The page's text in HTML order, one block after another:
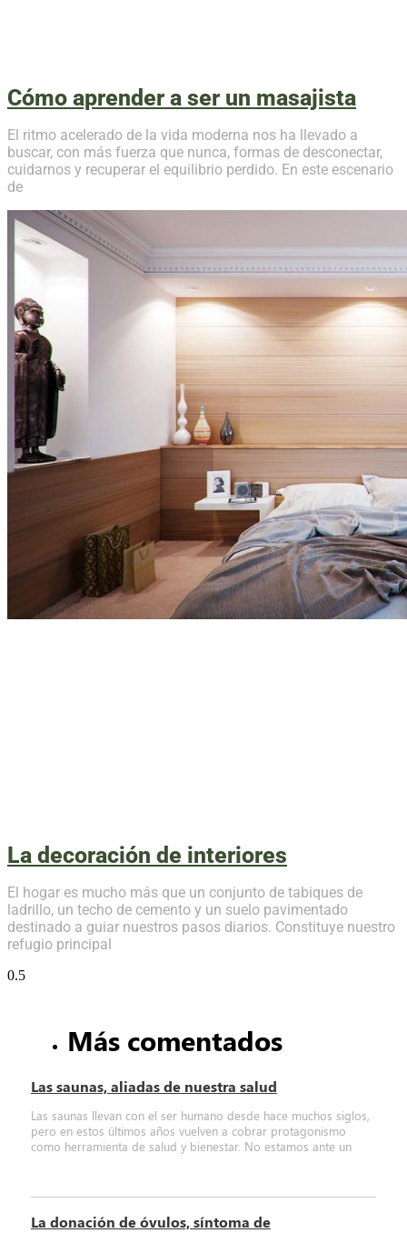
Cómo aprender a ser un masajista
El ritmo acelerado de la vida moderna nos ha llevado a
buscar, con más fuerza que nunca, formas de desconectar,
cuidarnos y recuperar el equilibrio perdido. En este escenario
de
La decoración de interiores
El hogar es mucho más que un conjunto de tabiques de
ladrillo, un techo de cemento y un suelo pavimentado
destinado a guiar nuestros pasos diarios. Constituye nuestro
refugio principal
Más comentados
Las saunas, aliadas de nuestra salud
Las saunas llevan con el ser humano desde hace muchos siglos,
pero en estos últimos años vuelven a cobrar protagonismo
como herramienta de salud y bienestar. No estamos ante un
La donación de óvulos, síntoma de